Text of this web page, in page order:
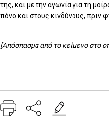
της, και με την αγωνία για τη
πόνο και στους κινδύνους, πριν
[Απόσπασμα από το κείμενο στο